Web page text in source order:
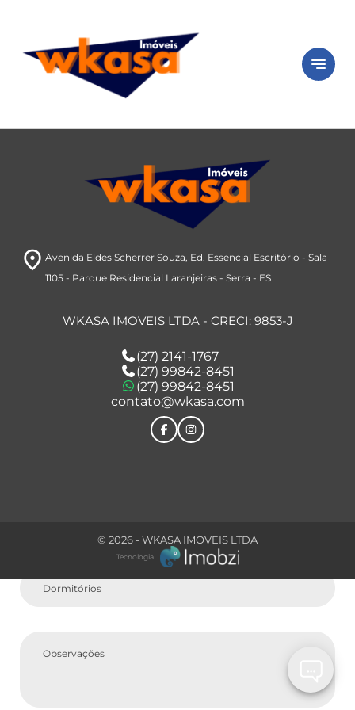
notes
room Avenida Eldes Scherrer Souza, Ed. Essencial Escritório - Sala
1105- Parque Residencial Laranjeiras- Serra - ES
WKASA IMOVEIS LTDA - CRECI: 9853-J
(27) 2141-1767
(27) 99842-8451
(27) 99842-8451
contato@wkasa.com
© 2026 - WKASA IMOVEIS LTDA
Tecnologia
Peça seu
imóvel
Está com dificuldade ou sem tempo?